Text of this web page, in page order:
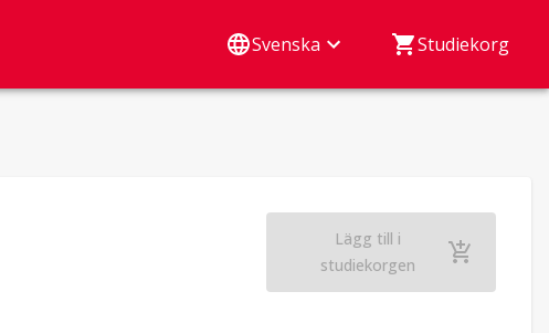
Svenska Studiekorg
Lägg till i
studiekorgen
Statsrätt (Öpu,